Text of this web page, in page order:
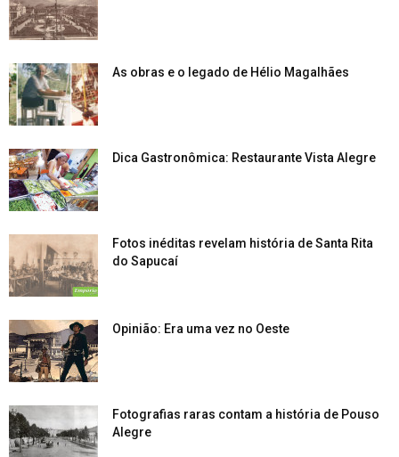
As obras e o legado de Hélio Magalhães
Dica Gastronômica: Restaurante Vista Alegre
Fotos inéditas revelam história de Santa Rita
do Sapucaí
Opinião: Era uma vez no Oeste
Fotografias raras contam a história de Pouso
Alegre